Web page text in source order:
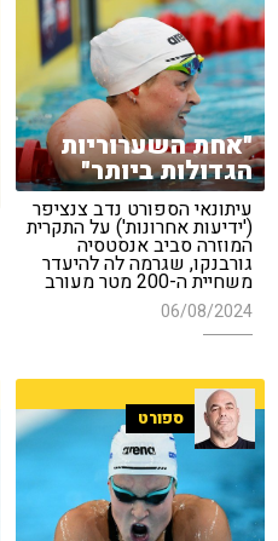
"אחת השערוריות
הגדולות ביותר"
עיתונאי הספורט נדב צנציפר
('ידיעות אחרונות') על התקרית
המוזרה סביב אנסטסיה
גורבנקו, שגרמה לה להיעדר
משחיית ה-200 מטר מעורב
06/08/2024
ספורט